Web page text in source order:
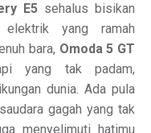
E5sehalus bisikan
yang ramah
bara, Omoda 5 GT
yang tak padam,
dunia. Ada pula
gagah yang tak
menyelimuti hatimu